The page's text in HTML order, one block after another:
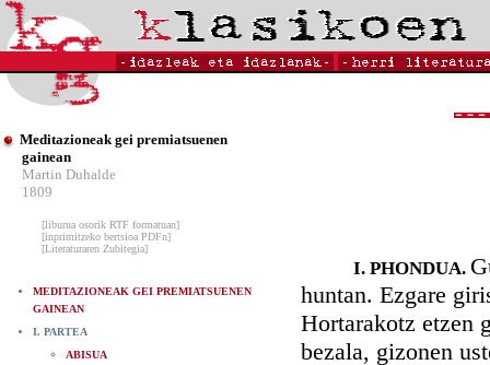
Meditazioneak gei premiatsuenen
gainean
Martin Duhalde
1809
[liburua osorik RTF formatuan]
[inprimitzeko bertsioa PDFn]
[Literaturaren Zubitegia]
MEDITAZIONEAK GEI PREMIATSUENEN
GAINEAN
I. PARTEA
ABISUA
I. PHONDUA.
huntan. Ezgare
Hortarakotz etzen
bezala, gizonen